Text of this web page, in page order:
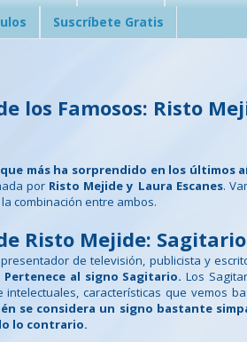
Suscríbete Gratis
los Famosos: Risto
más ha sorprendido en los últimos
por Risto Mejide y Laura Escanes.
combinación entre ambos.
Risto Mejide: Sagitario
de televisión, publicista y
Pertenece al signo Sagitario. Los
intelectuales, características que vemos
se considera un signo bastante
lo contrario.